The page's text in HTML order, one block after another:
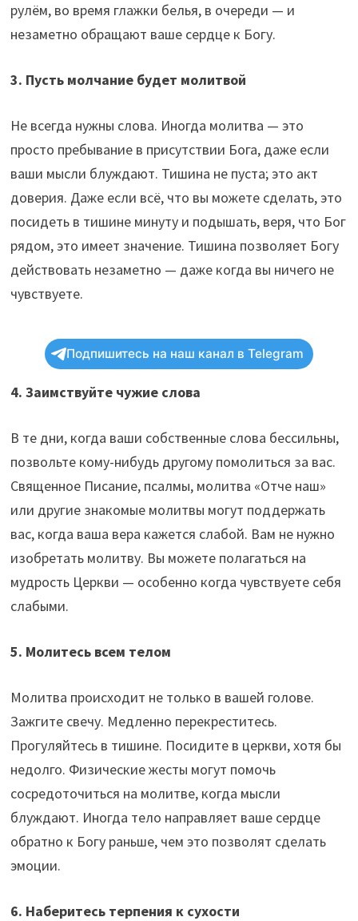
рулём, во время глажки белья, в очереди — и
незаметно обращают ваше сердце к Богу.
3. Пусть молчание будет молитвой
Не всегда нужны слова. Иногда молитва — это
просто пребывание в присутствии Бога, даже если
ваши мысли блуждают. Тишина не пуста; это акт
доверия. Даже если всё, что вы можете сделать, это
посидеть в тишине минуту и ​​подышать, веря, что Бог
рядом, это имеет значение. Тишина позволяет Богу
действовать незаметно — даже когда вы ничего не
чувствуете.
Подпишитесь на наш канал в Telegram
4. Заимствуйте чужие слова
В те дни, когда ваши собственные слова бессильны,
позвольте кому-нибудь другому помолиться за вас.
Священное Писание, псалмы, молитва «Отче наш»
или другие знакомые молитвы могут поддержать
вас, когда ваша вера кажется слабой. Вам не нужно
изобретать молитву. Вы можете полагаться на
мудрость Церкви — особенно когда чувствуете себя
слабыми.
5. Молитесь всем телом
Молитва происходит не только в вашей голове.
Зажгите свечу. Медленно перекреститесь.
Прогуляйтесь в тишине. Посидите в церкви, хотя бы
недолго. Физические жесты могут помочь
сосредоточиться на молитве, когда мысли
блуждают. Иногда тело направляет ваше сердце
обратно к Богу раньше, чем это позволят сделать
эмоции.
6. Наберитесь терпения к сухости